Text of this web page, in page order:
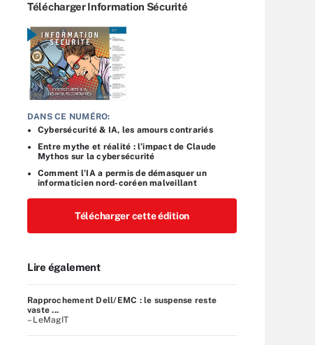
Télécharger Information Sécurité
DANS CE NUMÉRO:
Cybersécurité & IA, les amours contrariés
Entre mythe et réalité : l’impact de Claude
Mythos sur la cybersécurité
Comment l’IA a permis de démasquer un
informaticien nord-coréen malveillant
Télécharger cette édition
Lire également
Rapprochement Dell/EMC : le suspense reste
vaste ...
– LeMagIT